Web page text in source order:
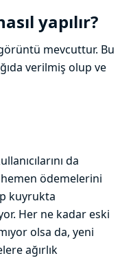
yapılır?
mevcuttur. Bu
verilmiş olup ve
da
ödemelerini
kuyrukta
Her ne kadar eski
olsa da, yeni
ağırlık